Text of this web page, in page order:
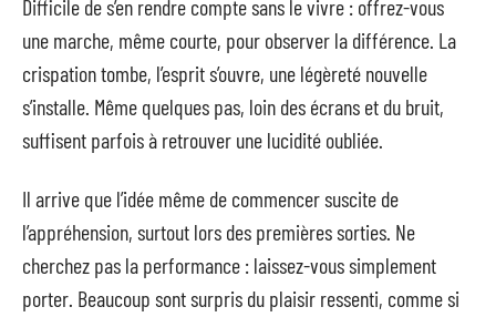
Difficile de s’en rendre compte sans le vivre : offrez-vous
une marche, même courte, pour observer la différence. La
crispation tombe, l’esprit s’ouvre, une légèreté nouvelle
s’installe. Même quelques pas, loin des écrans et du bruit,
suffisent parfois à retrouver une lucidité oubliée.
Il arrive que l’idée même de commencer suscite de
l’appréhension, surtout lors des premières sorties. Ne
cherchez pas la performance : laissez-vous simplement
porter. Beaucoup sont surpris du plaisir ressenti, comme si